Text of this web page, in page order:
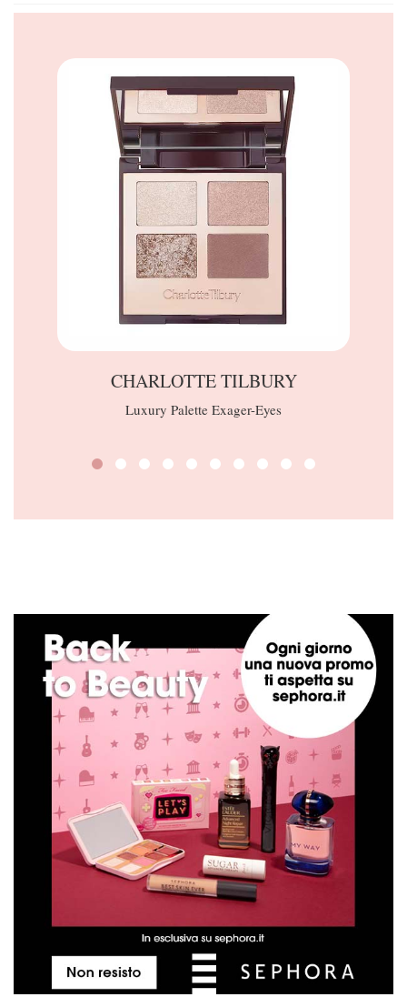
CHARLOTTE TILBURY
Luxury Palette Exager-Eyes